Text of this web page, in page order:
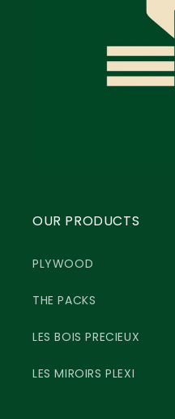
OUR PRODUCTS
PLYWOOD
THE PACKS
LES BOIS PRECIEUX
LES MIROIRS PLEXI